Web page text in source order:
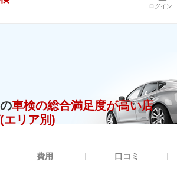
ログイン
車検の総合満足度が高い店
エリア別)
費用 口コミ